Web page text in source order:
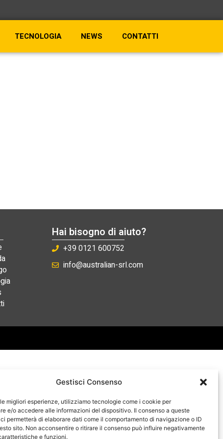
Gestisci Consenso
migliori esperienze, utilizziamo tecnologie come i cookie per
e/o accedere alle informazioni del dispositivo. Il consenso a queste
permetterà di elaborare dati come il comportamento di navigazione o ID
sito. Non acconsentire o ritirare il consenso può influire negativamente
e funzioni.
TECNOLOGIA NEWS CONTATTI
Hai bisogno di aiuto?
+39 0121 600752
info@australian-srl.com